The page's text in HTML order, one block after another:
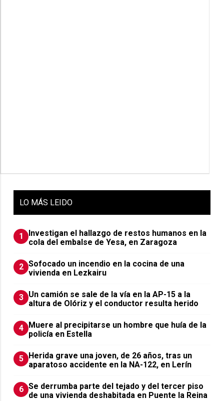
LO MÁS LEIDO
1
Investigan el hallazgo de restos humanos en la
cola del embalse de Yesa, en Zaragoza
2 Sofocado un incendio en la cocina de una
vivienda en Lezkairu
3 Un camión se sale de la vía en la AP-15 a la
altura de Olóriz y el conductor resulta herido
4 Muere al precipitarse un hombre que huía de la
policía en Estella
5 Herida grave una joven, de 26 años, tras un
aparatoso accidente en la NA-122, en Lerín
6 Se derrumba parte del tejado y del tercer piso
de una vivienda deshabitada en Puente la Reina